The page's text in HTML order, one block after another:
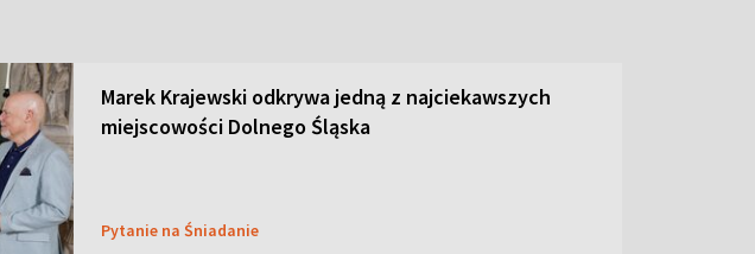
Marek Krajewski odkrywa jedną z najciekawszych
miejscowości Dolnego Śląska
Pytanie na Śniadanie